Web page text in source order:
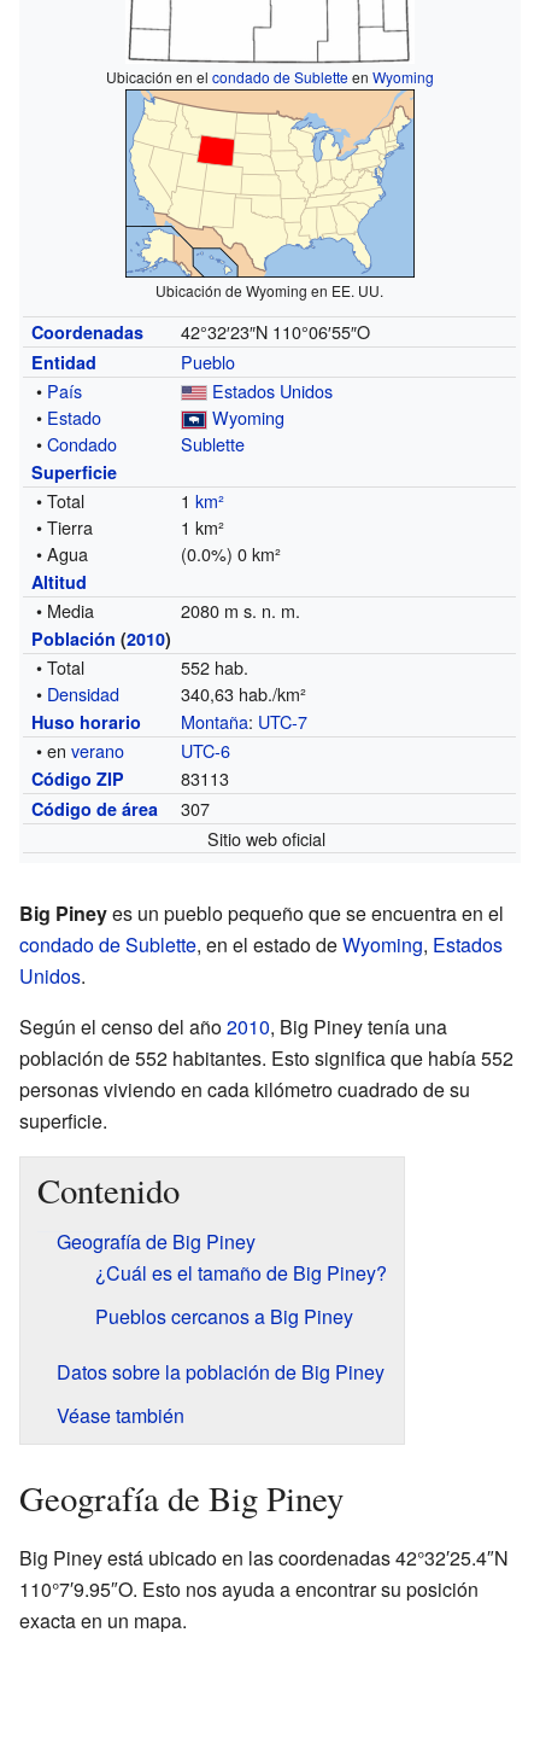
Ubicación en el condado de Subletteen Wyoming
Ubicación de Wyoming en EE. UU.
Coordenadas 42°32′23″N 110°06′55″O
Entidad
Pueblo
• País
Estados Unidos
• Estado
Wyoming
•Condado Sublette
Superficie
• Total 1km²
• Tierra
1 km²
• Agua
(0.0%) 0 km²
Altitud
• Media 2080 m s. n. m.
Población (2010)
• Total
552 hab.
• Densidad 340,63 hab./km²
Huso horario Montaña: UTC-7
• enverano UTC-6
Código ZIP 83113
Código de área
307
Sitio web oficial
Big Pineyes un pueblo pequeño que se encuentra en el
condado de Sublette, en el estado deWyoming, Estados
Unidos.
Según el censo del año2010, Big Piney tenía una
población de 552 habitantes. Esto significa que había 552
personas viviendo en cada kilómetro cuadrado de su
superficie.
Contenido
Geografía de Big Piney
¿Cuál es el tamaño de Big Piney?
Pueblos cercanos a Big Piney
Datos sobre la población de Big Piney
Véase también
Geografía de Big Piney
Big Piney está ubicado en las coordenadas 42°32′25.4″N
110°7′9.95″O. Esto nos ayuda a encontrar su posición
exacta en un mapa.